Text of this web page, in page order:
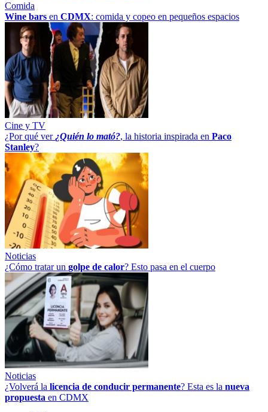
Comida
Wine bars en CDMX: comida y copeo en pequeños espacios
Cine y TV
¿Por qué ver ¿Quién lo mató?, la historia inspirada en Paco
Stanley?
Noticias
¿Cómo tratar un golpe de calor? Esto pasa en el cuerpo
Noticias
¿Volverá la licencia de conducir permanente? Esta es la nueva
propuesta en CDMX